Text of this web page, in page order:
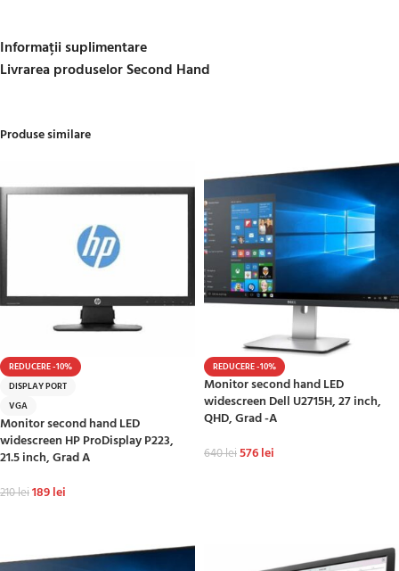
Informații suplimentare
Livrarea produselor Second Hand
Produse similare
REDUCERE -10%
DISPLAY PORT
VGA
Monitor second hand LED
widescreen HP ProDisplay P223,
21.5 inch, Grad A
210lei189lei
REDUCERE -10%
Monitor second hand LED
widescreen Dell U2715H, 27 inch,
QHD, Grad -A
640lei576lei